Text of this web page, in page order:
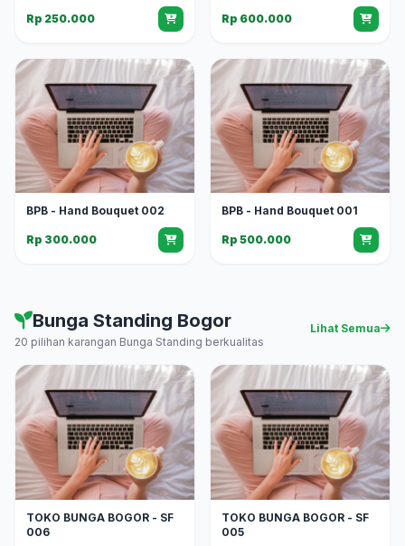
Rp 250.000 Rp 600.000
BPB - Hand Bouquet 002
Rp 300.000
BPB - Hand Bouquet 001
Rp 500.000
Bunga Standing Bogor
20 pilihan karangan Bunga Standing berkualitas
Lihat Semua
TOKO BUNGA BOGOR - SF
006
TOKO BUNGA BOGOR - SF
005